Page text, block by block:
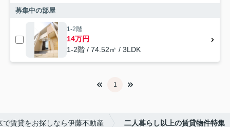
募集中の部屋
1-2階
14万円
1-2階 / 74.52㎡ / 3LDK
1
で賃貸をお探しなら伊藤不動産 二人暮らし以上の賃貸物件特集